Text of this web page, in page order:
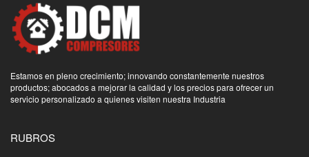
Estamos en pleno crecimiento; innovando constantemente nuestros
productos; abocados a mejorar la calidad y los precios para ofrecer un
servicio personalizado a quienes visiten nuestra Industria
RUBROS